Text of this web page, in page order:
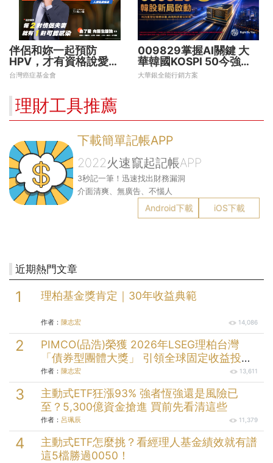
伴侶和妳一起預防
HPV，才有資格說愛
妳！
台灣癌症基金會
009829掌握AI關鍵 大
華韓國KOSPI 50今強勢
開募
大華銀全能行銷方案
理財工具推薦
下載簡單記帳APP
2022火速竄起記帳APP
3秒記一筆！迅速找出財務漏洞
介面清爽、無廣告、不惱人
Android下載 iOS下載
近期熱門文章
理柏基金獎肯定｜30年收益典範
作者： 陳志宏 14,086
PIMCO(品浩)榮獲 2026年LSEG理柏台灣
「債券型團體大獎」 引領全球固定收益投資
逾半世紀的投資實力
作者： 陳志宏 13,611
主動式ETF狂漲93% 強者恆強還是風險已
至？5,300億資金搶進 買前先看清這些
作者： 呂珮辰 11,379
主動式ETF怎麼挑？看經理人基金績效就有譜
這5檔勝過0050！